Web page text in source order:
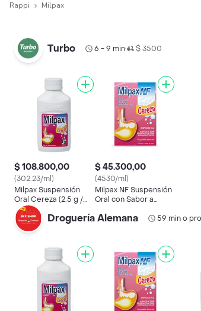
Rappi Milpax
Turbo 6 - 9 min• $ 3500
$ 108.800,00
(302.23/ml)
Milpax Suspensión
Oral Cereza (2.5 g /
2.67 g / 1.50 g)
$ 45.300,00
(4530/ml)
Milpax NF Suspensión
Oral con Sabor a
Droguería Alemana 59 min o